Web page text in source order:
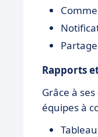
Rapports
Grâce à
équipes à